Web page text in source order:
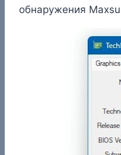
обнаружения